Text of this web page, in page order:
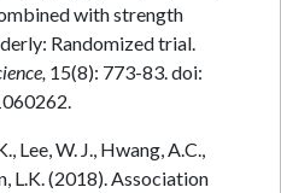
with strength
Randomized trial.
15(8): 773-83. doi:
Lee, W. J., Hwang, A.C.,
L.K. (2018). Association